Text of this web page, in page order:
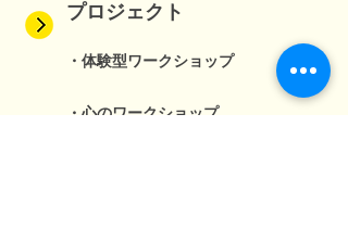
プロジェクト
・体験型ワークショップ
・心のワークショップ